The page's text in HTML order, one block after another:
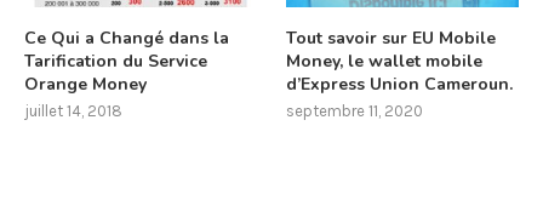
Ce Qui a Changé dans la
Tarification du Service
Orange Money
juillet 14, 2018
Tout savoir sur EU Mobile
Money, le wallet mobile
d’Express Union Cameroun.
septembre 11, 2020